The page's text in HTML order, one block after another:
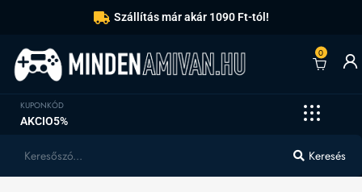
Szállítás már akár 1090 Ft-tól!
0
KUPONKÓD
AKCIO5%
Keresés